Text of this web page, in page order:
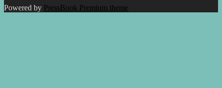
Powered by PressBook Premium theme